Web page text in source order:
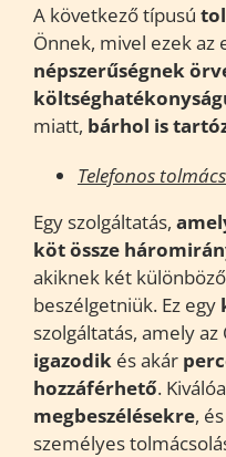
A következő típusú
Önnek, mivel ezek
népszerűségnek
miatt, bárhol is
Telefonos
Egy szolgáltatás,
köt össze
akiknek két
beszélgetniük. Ez egy
szolgáltatás, amely az
igazodik és akár
hozzáférhető.
megbeszélésekre,
személyes